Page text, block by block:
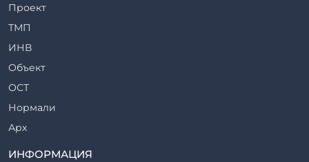
Ригели железобетонные
Сваи железобетонные
Стеновые блоки
Стойки железобетонные
Столбы железобетонные
Закладные детали
Трубы железобетонные
Утяжелители железобетонные
Проект
ТМП
ИНВ
Объект
ОСТ
Нормали
Арх
ТР
ИНФОРМАЦИЯ